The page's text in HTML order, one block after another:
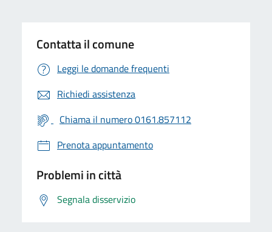
Contatta il comune
Leggi le domande frequenti
Richiedi assistenza
Chiama il numero 0161.857112
Prenota appuntamento
Problemi in città
Segnala disservizio